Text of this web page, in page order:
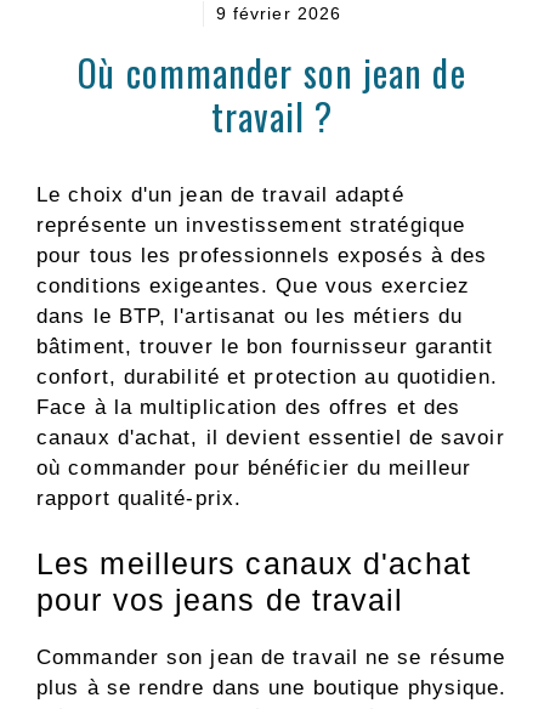
9 février 2026
Où commander son jean de
travail ?
Le choix d'un jean de travail adapté
représente un investissement stratégique
pour tous les professionnels exposés à des
conditions exigeantes. Que vous exerciez
dans le BTP, l'artisanat ou les métiers du
bâtiment, trouver le bon fournisseur garantit
confort, durabilité et protection au quotidien.
Face à la multiplication des offres et des
canaux d'achat, il devient essentiel de savoir
où commander pour bénéficier du meilleur
rapport qualité-prix.
Les meilleurs canaux d'achat
pour vos jeans de travail
Commander son jean de travail ne se résume
plus à se rendre dans une boutique physique.